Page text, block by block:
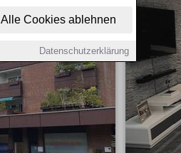
Alle Cookies ablehnen
Datenschutzerklärung